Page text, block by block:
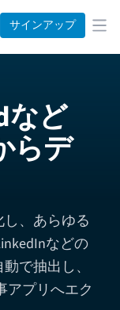
語サインアップ メ
など
らデ
、あらゆる
などの
で抽出し、
アプリへエク